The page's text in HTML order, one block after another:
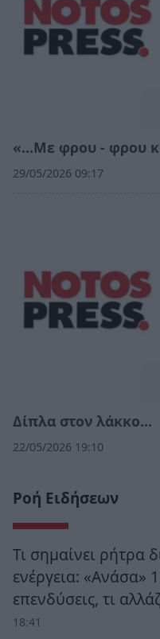
«…Με φρου - φρου
29/05/2026 09:17
Δίπλα στον λάκκο…
22/05/2026 19:10
Ροή Ειδήσεων
Τι σημαίνει ρήτρα
ενέργεια: «Ανάσα»
επενδύσεις, τι
18:41